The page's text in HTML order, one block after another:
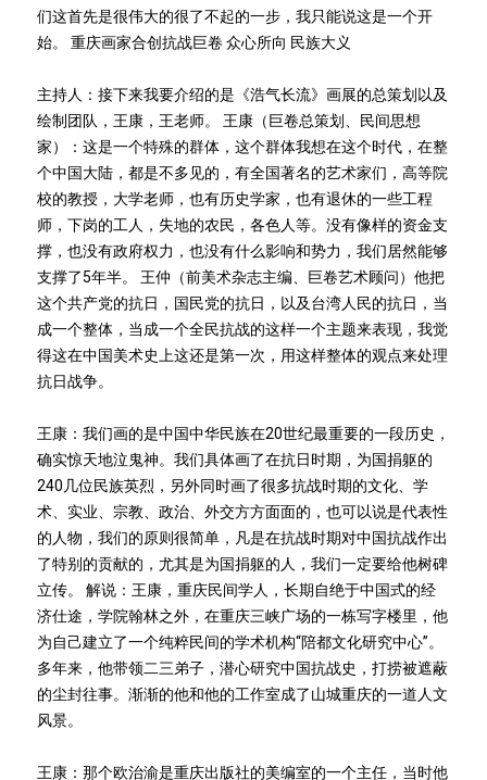
们这首先是很伟大的很了不起的一步，我只能说这是一个开
始。 重庆画家合创抗战巨卷 众心所向 民族大义
主持人：接下来我要介绍的是《浩气长流》画展的总策划以及
绘制团队，王康，王老师。 王康（巨卷总策划、民间思想
家）：这是一个特殊的群体，这个群体我想在这个时代，在整
个中国大陆，都是不多见的，有全国著名的艺术家们，高等院
校的教授，大学老师，也有历史学家，也有退休的一些工程
师，下岗的工人，失地的农民，各色人等。没有像样的资金支
撑，也没有政府权力，也没有什么影响和势力，我们居然能够
支撑了5年半。 王仲（前美术杂志主编、巨卷艺术顾问）他把
这个共产党的抗日，国民党的抗日，以及台湾人民的抗日，当
成一个整体，当成一个全民抗战的这样一个主题来表现，我觉
得这在中国美术史上这还是第一次，用这样整体的观点来处理
抗日战争。
王康：我们画的是中国中华民族在20世纪最重要的一段历史，
确实惊天地泣鬼神。我们具体画了在抗日时期，为国捐躯的
240几位民族英烈，另外同时画了很多抗战时期的文化、学
术、实业、宗教、政治、外交方方面面的，也可以说是代表性
的人物，我们的原则很简单，凡是在抗战时期对中国抗战作出
了特别的贡献的，尤其是为国捐躯的人，我们一定要给他树碑
立传。 解说：王康，重庆民间学人，长期自绝于中国式的经
济仕途，学院翰林之外，在重庆三峡广场的一栋写字楼里，他
为自己建立了一个纯粹民间的学术机构“陪都文化研究中心”。
多年来，他带领二三弟子，潜心研究中国抗战史，打捞被遮蔽
的尘封往事。渐渐的他和他的工作室成了山城重庆的一道人文
风景。
王康：那个欧治渝是重庆出版社的美编室的一个主任，当时他